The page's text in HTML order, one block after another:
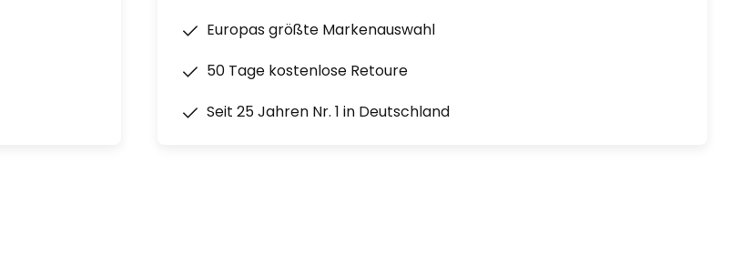
Europas größte Markenauswahl
50 Tage kostenlose Retoure
Seit 25 Jahren Nr. 1 in Deutschland